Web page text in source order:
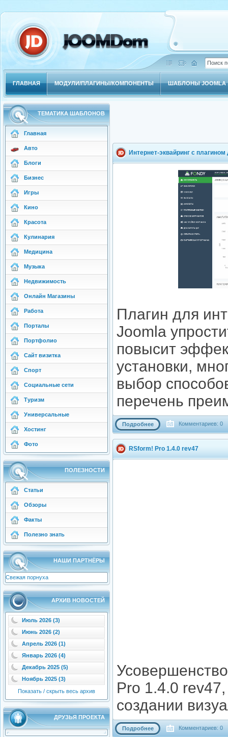
ГЛАВНАЯ МОДУЛИ/ПЛАГИНЫ/КОМПОНЕНТЫ ШАБЛОНЫ JOOMLA
ТЕМАТИКА ШАБЛОНОВ
Главная
Авто
Блоги
Бизнес
Игры
Кино
Красота
Кулинария
Медицина
Музыка
Недвижимость
Онлайн Магазины
Работа
Порталы
Портфолио
Сайт визитка
Спорт
Социальные сети
Туризм
Универсальные
Хостинг
Фото
ПОЛЕЗНОСТИ
Статьи
Обзоры
Факты
Полезно знать
НАШИ ПАРТНЁРЫ
Свежая порнуха
АРХИВ НОВОСТЕЙ
Июль 2026 (3)
Июнь 2026 (2)
Апрель 2026 (1)
Январь 2026 (4)
Декабрь 2025 (5)
Ноябрь 2025 (3)
Показать / скрыть весь архив
ДРУЗЬЯ ПРОЕКТА
Интернет-эквайринг с
Плагин для
Joomla
повысит
установки,
выбор
перечень
Подробнее Комментариев: 0
RSform! Pro 1.4.0 rev47
Pro 1.4.0
создании
Подробнее Комментариев: 0